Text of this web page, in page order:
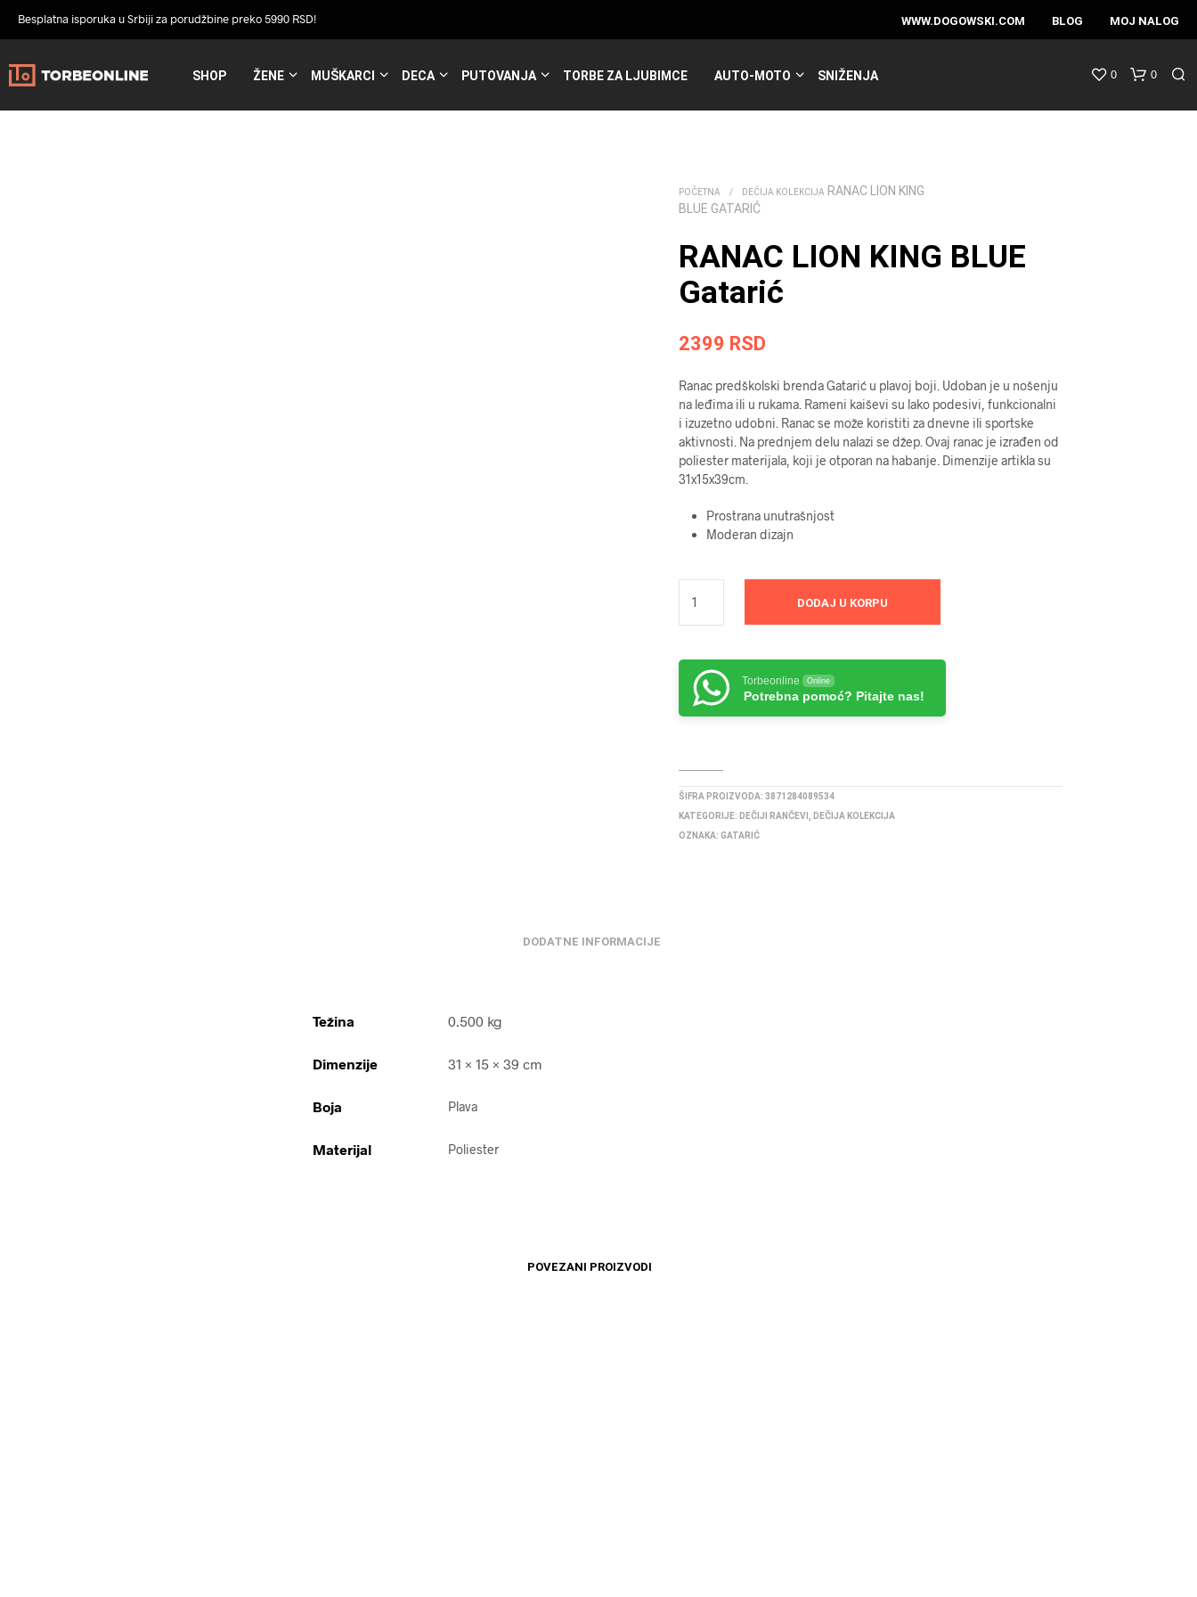
Besplatna isporuka u Srbiji za porudžbine preko 5990 RSD! WWW.DOGOWSKI.COM BLOG MOJ NALOG
SHOP ŽENE MUŠKARCI DECA PUTOVANJA TORBE ZA LJUBIMCE AUTO-MOTO SNIŽENJA 0 0
POČETNA / DEČIJA KOLEKCIJA RANAC LION KING
BLUE GATARIĆ
RANAC LION KING BLUE
Gatarić
2399 RSD
Ranac predškolski brenda Gatarić u plavoj boji. Udoban je u nošenju
na leđima ili u rukama. Rameni kaiševi su lako podesivi, funkcionalni
i izuzetno udobni. Ranac se može koristiti za dnevne ili sportske
aktivnosti. Na prednjem delu nalazi se džep. Ovaj ranac je izrađen od
poliester materijala, koji je otporan na habanje. Dimenzije artikla su
31x15x39cm.
Prostrana unutrašnjost
Moderan dizajn
DODAJ U KORPU
Torbeonline Online
Potrebna pomoć? Pitajte nas!
ŠIFRA PROIZVODA:3871284089534
KATEGORIJE: DEČIJI RANČEVI
DEČIJA KOLEKCIJA
OZNAKA:GATARIĆ
DODATNE INFORMACIJE
Težina 0.500 kg
Dimenzije 31 × 15 × 39 cm
Boja Plava
Materijal Poliester
POVEZANI PROIZVODI